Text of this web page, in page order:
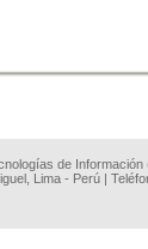
de
Lima - Perú |